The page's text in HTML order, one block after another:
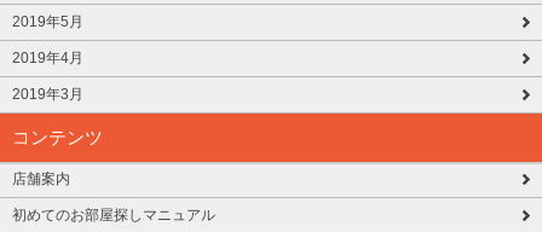
2019年5月
2019年4月
2019年3月
コンテンツ
店舗案内
初めてのお部屋探しマニュアル